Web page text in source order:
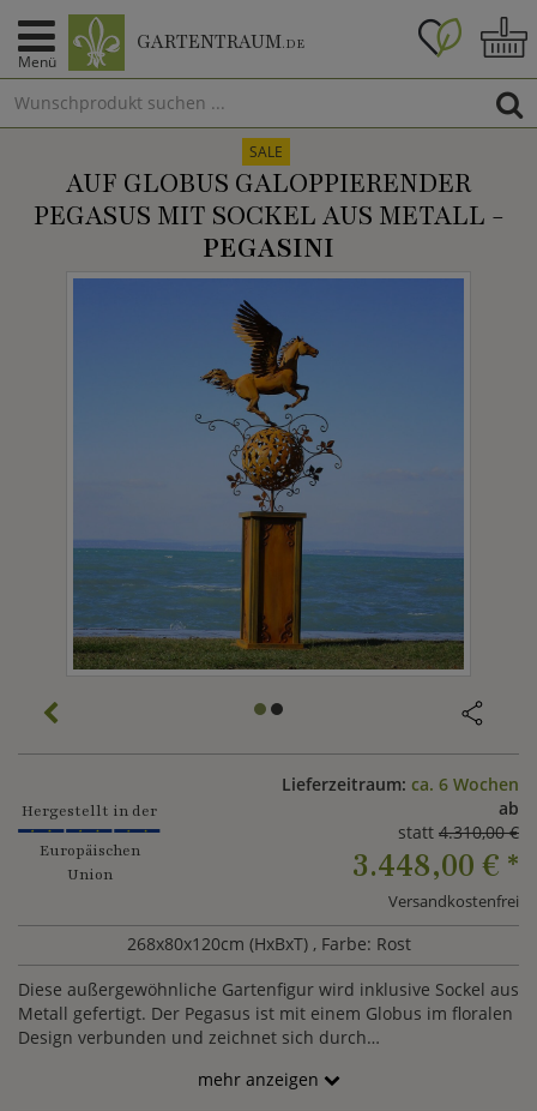
Menü
GARTENTRAUM.DE
SALE
AUF GLOBUS GALOPPIERENDER
PEGASUS MIT SOCKEL AUS METALL -
PEGASINI
Hergestellt in der
Europäischen
Union
Lieferzeitraum: ca. 6 Wochen
ab
statt 4.310,00 €
3.448,00 € *
Versandkostenfrei
268x80x120cm (HxBxT) , Farbe: Rost
Diese außergewöhnliche Gartenfigur wird inklusive Sockel aus
Metall gefertigt. Der Pegasus ist mit einem Globus im floralen
Design verbunden und zeichnet sich durch
mehr anzeigen